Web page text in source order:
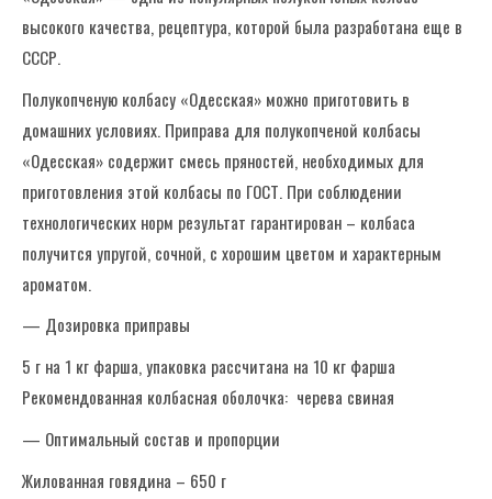
высокого качества, рецептура, которой была разработана еще в
СССР.
Полукопченую колбасу «Одесская» можно приготовить в
домашних условиях. Приправа для полукопченой колбасы
«Одесская» содержит смесь пряностей, необходимых для
приготовления этой колбасы по ГОСТ. При соблюдении
технологических норм результат гарантирован – колбаса
получится упругой, сочной, с хорошим цветом и характерным
ароматом.
— Дозировка приправы
5 г на 1 кг фарша, упаковка рассчитана на 10 кг фарша
Рекомендованная колбасная оболочка: черева свиная
— Оптимальный состав и пропорции
Жилованная говядина – 650 г